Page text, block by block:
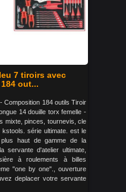
7 tiroirs avec
out...
Composition 184 outils Tiroir
14 douille torx femelle -
mixte, pinces, tournevis, cle
série ultimate. est le
haut de gamme de la
d'atelier ultimate,
à roulements à billes
"one by one"., ouverture
deplacer votre servante